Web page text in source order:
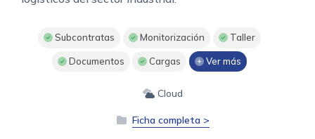
Subcontratas Monitorización Taller
Documentos Cargas Ver más
Cloud
Ficha completa >